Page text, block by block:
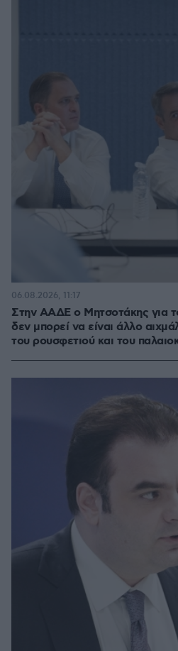
Στην ΑΑΔΕ ο Μητσοτάκης για
δεν μπορεί να είναι άλλο
του ρουσφετιού και του
06.08.2026, 11:17